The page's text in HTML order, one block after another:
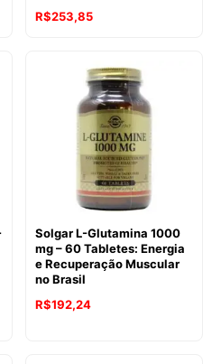
R$253,85
Solgar L-Glutamina 1000
mg – 60 Tabletes: Energia
e Recuperação Muscular
no Brasil
R$192,24